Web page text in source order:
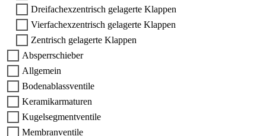
Dreifachexzentrisch gelagerte Klappen
Vierfachexzentrisch gelagerte Klappen
Zentrisch gelagerte Klappen
Absperrschieber
Allgemein
Bodenablassventile
Keramikarmaturen
Kugelsegmentventile
Membranventile